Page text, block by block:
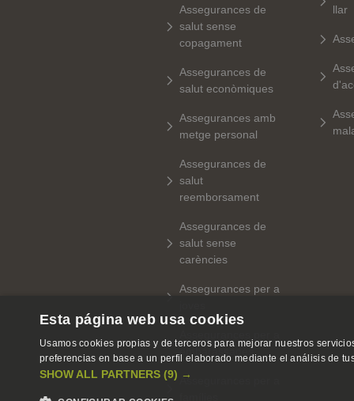
Assegurances de
salut sense
copagament
Assegurances de
salut econòmiques
Assegurances amb
metge personal
Assegurances de
salut
reemborsament
Assegurances de
salut sense
carències
Assegurances per a
embarassades
Assegurances per a
llar
Esta página web usa cookies
Usamos cookies propias y de terceros para mejorar nuestros
preferencias en base a un perfil elaborado mediante el análisis de
SHOW ALL PARTNERS (9) →